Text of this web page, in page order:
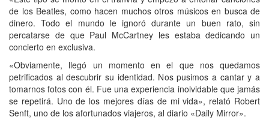
de los Beatles, como hacen muchos otros músicos en busca de
dinero. Todo el mundo le ignoró durante un buen rato, sin
percatarse de que Paul McCartney les estaba dedicando un
concierto en exclusiva.
«Obviamente, llegó un momento en el que nos quedamos
petrificados al descubrir su identidad. Nos pusimos a cantar y a
tomarnos fotos con él. Fue una experiencia inolvidable que jamás
se repetirá. Uno de los mejores días de mi vida», relató Robert
Senft, uno de los afortunados viajeros, al diario «Daily Mirror».